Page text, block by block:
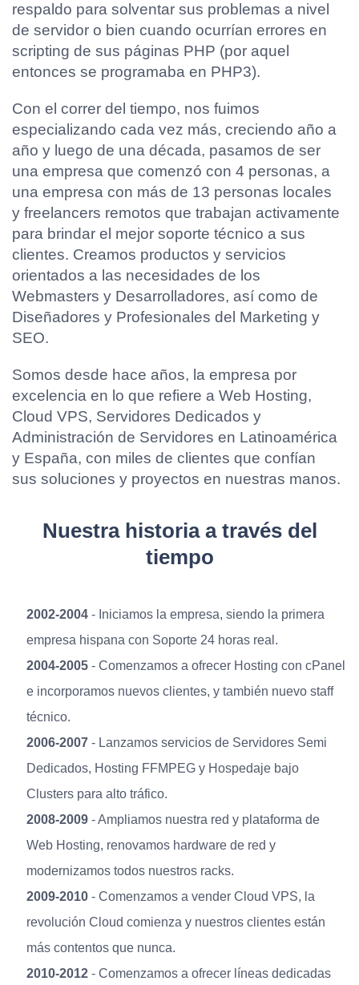
respaldo para solventar sus problemas a nivel
de servidor o bien cuando ocurrían errores en
scripting de sus páginas PHP (por aquel
entonces se programaba en PHP3).
Con el correr del tiempo, nos fuimos
especializando cada vez más, creciendo año a
año y luego de una década, pasamos de ser
una empresa que comenzó con 4 personas, a
una empresa con más de 13 personas locales
y freelancers remotos que trabajan activamente
para brindar el mejor soporte técnico a sus
clientes. Creamos productos y servicios
orientados a las necesidades de los
Webmasters y Desarrolladores, así como de
Diseñadores y Profesionales del Marketing y
SEO.
Somos desde hace años, la empresa por
excelencia en lo que refiere a Web Hosting,
Cloud VPS, Servidores Dedicados y
Administración de Servidores en Latinoamérica
y España, con miles de clientes que confían
sus soluciones y proyectos en nuestras manos.
Nuestra historia a través del
tiempo
2002-2004- Iniciamos la empresa, siendo la primera
empresa hispana con Soporte 24 horas real.
2004-2005- Comenzamos a ofrecer Hosting con cPanel
e incorporamos nuevos clientes, y también nuevo staff
técnico.
2006-2007- Lanzamos servicios de Servidores Semi
Dedicados, Hosting FFMPEG y Hospedaje bajo
Clusters para alto tráfico.
2008-2009- Ampliamos nuestra red y plataforma de
Web Hosting, renovamos hardware de red y
modernizamos todos nuestros racks.
2009-2010- Comenzamos a vender Cloud VPS, la
revolución Cloud comienza y nuestros clientes están
más contentos que nunca.
2010-2012- Comenzamos a ofrecer líneas dedicadas